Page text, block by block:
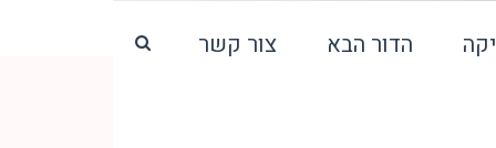
הדור הבא צור קשר